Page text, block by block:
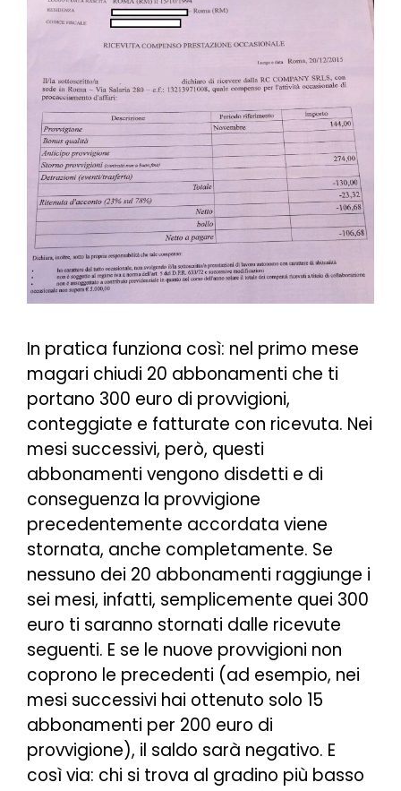
In pratica funziona così: nel primo mese
magari chiudi 20 abbonamenti che ti
portano 300 euro di provvigioni,
conteggiate e fatturate con ricevuta. Nei
mesi successivi, però, questi
abbonamenti vengono disdetti e di
conseguenza la provvigione
precedentemente accordata viene
stornata, anche completamente. Se
nessuno dei 20 abbonamenti raggiunge i
sei mesi, infatti, semplicemente quei 300
euro ti saranno stornati dalle ricevute
seguenti. E se le nuove provvigioni non
coprono le precedenti (ad esempio, nei
mesi successivi hai ottenuto solo 15
abbonamenti per 200 euro di
provvigione), il saldo sarà negativo. E
così via: chi si trova al gradino più basso